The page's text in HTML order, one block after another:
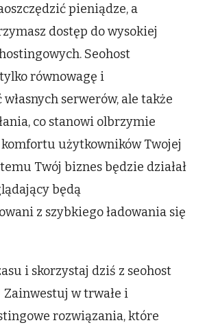
pieniądze, a
dostęp do wysokiej
Seohost
równowagę i
serwerów, ale także
co stanowi olbrzymie
użytkowników Twojej
Twój biznes będzie działał
będą
z szybkiego ładowania się
i skorzystaj dziś z seohost
w trwałe i
rozwiązania, które